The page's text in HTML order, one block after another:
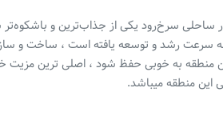
ساحلی سرخ‌رود یکی از جذاب‌ترین و
سرعت رشد و توسعه یافته است ، ساخت و
منطقه به خوبی حفظ شود ، اصلی ترین مزیت
منطقه میباشد.